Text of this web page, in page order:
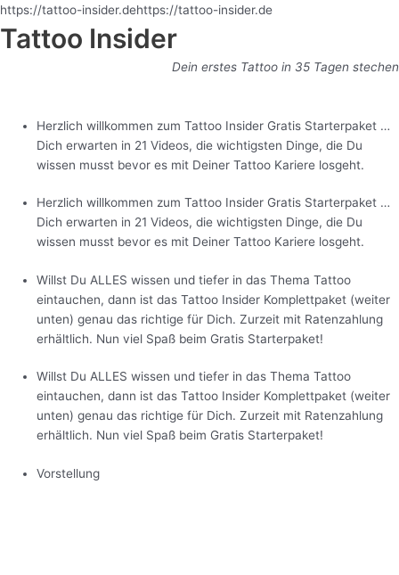
https://tattoo-insider.dehttps://tattoo-insider.deZum
Tattoo Insider
Dein erstes Tattoo in 35 Tagen stechen
Herzlich willkommen zum Tattoo Insider Gratis Starterpaket …
Dich erwarten in 21 Videos, die wichtigsten Dinge, die Du
wissen musst bevor es mit Deiner Tattoo Kariere losgeht.
Herzlich willkommen zum Tattoo Insider Gratis Starterpaket …
Dich erwarten in 21 Videos, die wichtigsten Dinge, die Du
wissen musst bevor es mit Deiner Tattoo Kariere losgeht.
Willst Du ALLES wissen und tiefer in das Thema Tattoo
eintauchen, dann ist das Tattoo Insider Komplettpaket (weiter
unten) genau das richtige für Dich. Zurzeit mit Ratenzahlung
erhältlich. Nun viel Spaß beim Gratis Starterpaket!
Willst Du ALLES wissen und tiefer in das Thema Tattoo
eintauchen, dann ist das Tattoo Insider Komplettpaket (weiter
unten) genau das richtige für Dich. Zurzeit mit Ratenzahlung
erhältlich. Nun viel Spaß beim Gratis Starterpaket!
Vorstellung